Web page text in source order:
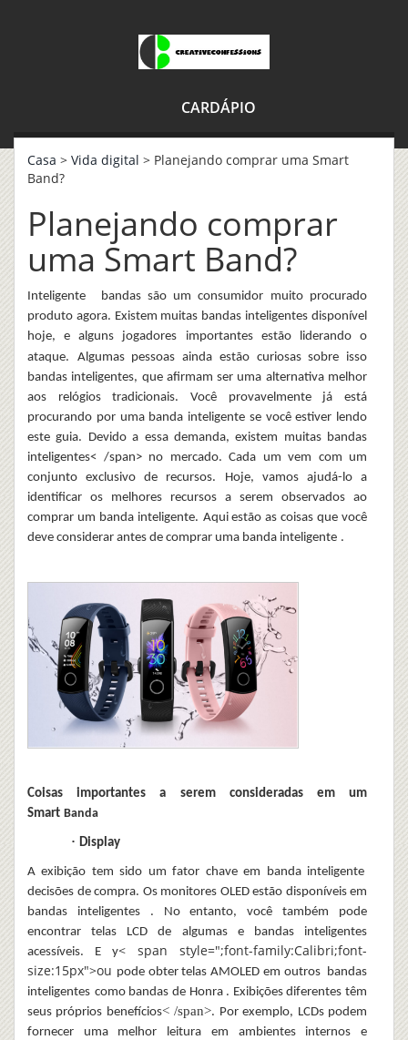
CARDÁPIO
Casa > Vida digital > Planejando comprar uma Smart
Band?
Planejando comprar
uma Smart Band?
Inteligente bandas são um consumidor muito procurado
produto agora. Existem muitas bandas inteligentes disponível
hoje, e alguns jogadores importantes estão liderando o
ataque.
Algumas pessoas ainda estão curiosas sobre isso
bandas inteligentes, que afirmam ser uma alternativa melhor
aos relógios tradicionais. Você provavelmente já está
procurando por uma banda inteligente se você estiver lendo
este guia. Devido a essa demanda, existem muitas bandas
inteligentes< /span>no mercado. Cada um vem com um
conjunto exclusivo de recursos. Hoje, vamos ajudá-lo a
identificar os melhores recursos a serem observados ao
comprar um banda inteligente. Aqui estão as coisas que você
deve considerar antes de comprar uma banda inteligente .
Coisas importantes a serem consideradas em um
Smart Banda
· Display
A exibição tem sido um fator chave em
banda inteligente
decisões de compra. Os monitores OLED estão disponíveis em
bandas inteligentes. No entanto, você também pode
encontrar telas LCD de algumas e bandas inteligentes
acessíveis. E y< span style=";font-family:Calibri;font-
size:15px">ou podeobter telas AMOLED em outros
bandas
inteligentes como bandas de Honra . Exibições diferentes têm
seus próprios benefícios< /span>. Por exemplo, LCDs podem
fornecer uma melhor leitura em ambientes internos e